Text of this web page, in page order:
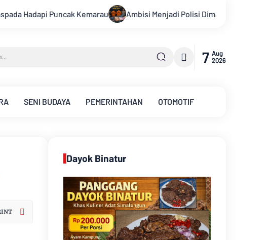
Ambisi Menjadi Polisi Dimanfaatkan Oknum, Dua Anggota Polda Jambi
7 Aug
2026
SENI BUDAYA PEMERINTAHAN OTOMOTIF
Dayok Binatur